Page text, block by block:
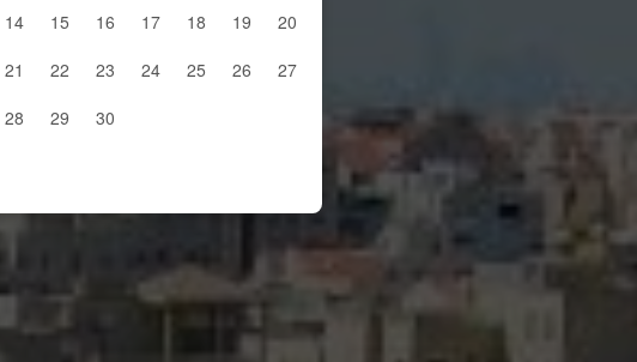
14
15 16 17 18 19
20
21
22 23 24 25 26
27
28
29 30